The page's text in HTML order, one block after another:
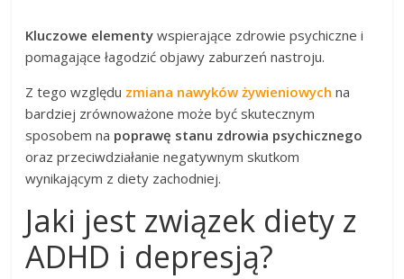
Kluczowe elementy wspierające zdrowie psychiczne i
pomagające łagodzić objawy zaburzeń nastroju.
Z tego względu zmiana nawyków żywieniowych na
bardziej zrównoważone może być skutecznym
sposobem na poprawę stanu zdrowia psychicznego
oraz przeciwdziałanie negatywnym skutkom
wynikającym z diety zachodniej.
Jaki jest związek diety z
ADHD i depresją?